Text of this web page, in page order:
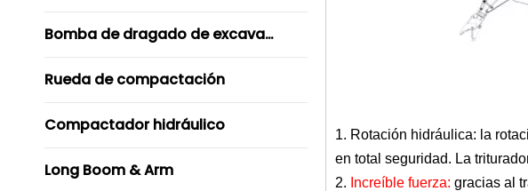
Bomba de dragado de excavador
Rueda de compactación
Compactador hidráulico
Long Boom & Arm
1. Rotación hidráulica: la
en total seguridad. La
2. Increíble fuerza: gracias al